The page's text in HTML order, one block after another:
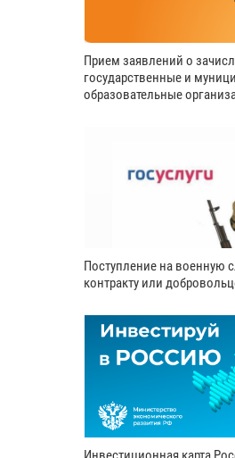
Прием заявлений о
государственные и
образовательные
Поступление на военную
контракту или